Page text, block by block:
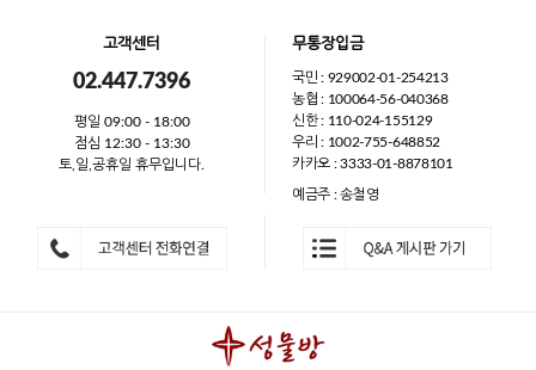
고객센터
02.447.7396
평일 09:00 - 18:00
점심 12:30 - 13:30
토,일,공휴일 휴무입니다.
무통장입금
국민 : 929002-01-254213
농협 : 100064-56-040368
신한 : 110-024-155129
우리 : 1002-755-648852
카카오 : 3333-01-8878101
예금주 : 송철영